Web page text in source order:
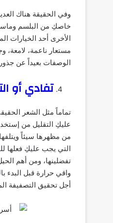
وفي الحقيقة هناك
خاصكِ من البلسم وماسك
الأخرى أحد الخيارات
مستعار ناعمة، لامعة،
الوصفات بعيداً عن
تفادي أو
تماماً مثل الشعر
عليكِ التقليل من
من مظهرها سيئاً
التي يجب عليكِ فعلها
تفضلينها، ومن أهم
واقي حرارة قبل
أجل تحقيق التصفيفة